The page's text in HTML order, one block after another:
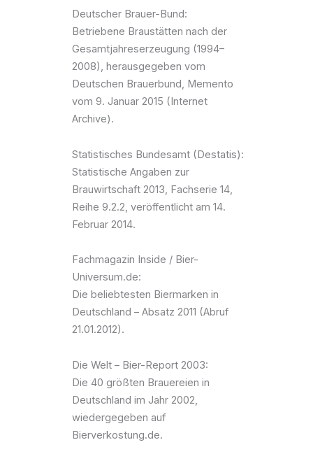
Deutscher Brauer-Bund:
Betriebene Braustätten nach der
Gesamtjahreserzeugung (1994–
2008), herausgegeben vom
Deutschen Brauerbund, Memento
vom 9. Januar 2015 (Internet
Archive).
Statistisches Bundesamt (Destatis):
Statistische Angaben zur
Brauwirtschaft 2013, Fachserie 14,
Reihe 9.2.2, veröffentlicht am 14.
Februar 2014.
Fachmagazin Inside / Bier-
Universum.de:
Die beliebtesten Biermarken in
Deutschland – Absatz 2011 (Abruf
21.01.2012).
Die Welt – Bier-Report 2003:
Die 40 größten Brauereien in
Deutschland im Jahr 2002,
wiedergegeben auf
Bierverkostung.de.